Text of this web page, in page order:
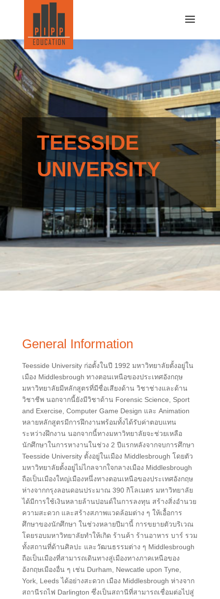
TEESSIDE
UNIVERSITY
General Information
Teesside University ก่อตั้งในปี 1992 มหาวิทยาลัยตั้งอยู่ใน
เมือง Middlesbrough ทางตอนเหนือของประเทศอังกฤษ
มหาวิทยาลัยมีหลักสูตรที่มีชื่อเสียงด้าน วิชาช่างและด้าน
วิชาชีพ นอกจากนี้ยังมีวิชาด้าน Forensic Science, Sport
and Exercise, Computer Game Design และ Animation
หลายหลักสูตรมีการฝึกงานพร้อมทั้งได้รับค่าตอบแทน
ระหว่างฝึกงาน นอกจากนี้ทางมหาวิทยาลัยจะช่วยเหลือ
นักศึกษาในการหางานในช่วง 2 ปีแรกหลังจากจบการศึกษา
Teesside University ตั้งอยู่ในเมือง Middlesbrough โดยตัว
มหาวิทยาลัยตั้งอยู่ไม่ไกลจากใจกลางเมือง Middlesbrough
ถือเป็นเมืองใหญ่เมืองหนึ่งทางตอนเหนือของประเทศอังกฤษ
ห่างจากกรุงลอนดอนประมาณ 390 กิโลเมตร มหาวิทยาลัย
ได้มีการใช้เงินหลายล้านปอนด์ในการลงทุน สร้างสิ่งอำนวย
ความสะดวก และสร้างสภาพแวดล้อมต่าง ๆ ให้เอื้อการ
ศึกษาของนักศึกษา ในช่วงหลายปีมานี้ การขยายตัวบริเวณ
โดยรอบมหาวิทยาลัยทำให้เกิด ร้านค้า ร้านอาหาร บาร์ รวม
ทั้งสถานที่ด้านศิลปะ และวัฒนธรรมต่าง ๆ Middlesbrough
ถือเป็นเมืองที่สามารถเดินทางสู่เมืองทางภาคเหนือของ
อังกฤษเมืองอื่น ๆ เช่น Durham, Newcatle upon Tyne,
York, Leeds ได้อย่างสะดวก เมือง Middlesbrough ห่างจาก
สถานีรถไฟ Darlington ซึ่งเป็นสถานีที่สามารถเชื่อมต่อไปสู่